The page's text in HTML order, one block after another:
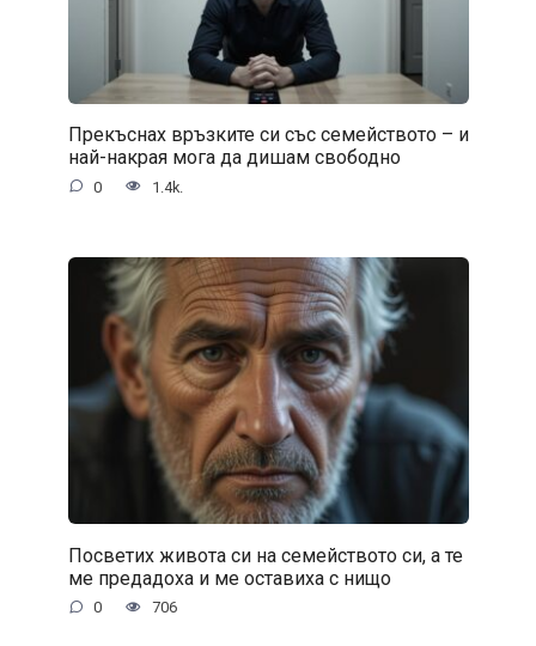
Прекъснах връзките си със семейството – и
най-накрая мога да дишам свободно
0 1.4k.
Посветих живота си на семейството си, а те
ме предадоха и ме оставиха с нищо
0 706